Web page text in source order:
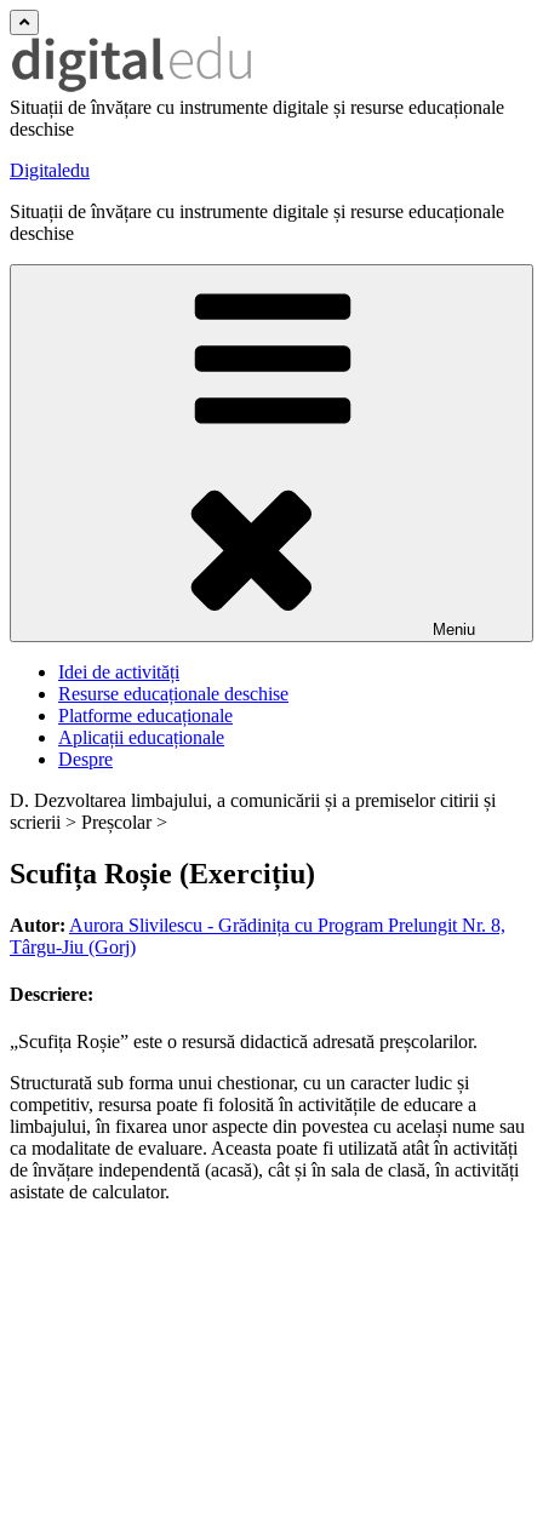
Situații de învățare cu instrumente digitale și resurse educaționale
deschise
Digitaledu
Situații de învățare cu instrumente digitale și resurse educaționale
deschise
Meniu
Idei de activități
Resurse educaționale deschise
Platforme educaționale
Aplicații educaționale
Despre
D. Dezvoltarea limbajului, a comunicării și a premiselor citirii și
scrierii > Preșcolar >
Scufița Roșie (Exercițiu)
Autor: Aurora Slivilescu - Grădinița cu Program Prelungit Nr. 8,
Târgu-Jiu (Gorj)
Descriere:
„Scufița Roșie” este o resursă didactică adresată preșcolarilor.
Structurată sub forma unui chestionar, cu un caracter ludic și
competitiv, resursa poate fi folosită în activitățile de educare a
limbajului, în fixarea unor aspecte din povestea cu același nume sau
ca modalitate de evaluare. Aceasta poate fi utilizată atât în activități
de învățare independentă (acasă), cât și în sala de clasă, în activități
asistate de calculator.